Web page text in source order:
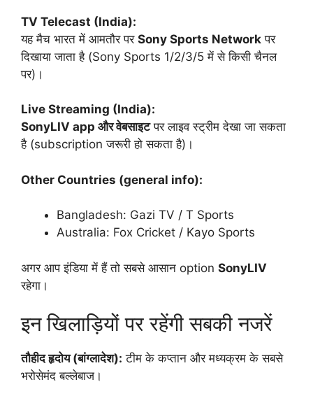
TV Telecast (India):
यह मैच भारत में आमतौर पर Sony Sports Network पर
दिखाया जाता है (Sony Sports 1/2/3/5 में से किसी चैनल
पर)।
Live Streaming (India):
SonyLIV app और वेबसाइटपर लाइव स्ट्रीम देखा जा सकता
है (subscription जरूरी हो सकता है)।
Other Countries (general info):
Bangladesh: Gazi TV / T Sports
Australia: Fox Cricket / Kayo Sports
अगर आप इंडिया में हैं तो सबसे आसान option SonyLIV
रहेगा।
इन खिलाड़ियों पर रहेंगी सबकी नजरें
तौहीद हृदोय (बांग्लादेश): टीम के कप्तान और मध्यक्रम के सबसे
भरोसेमंद बल्लेबाज।